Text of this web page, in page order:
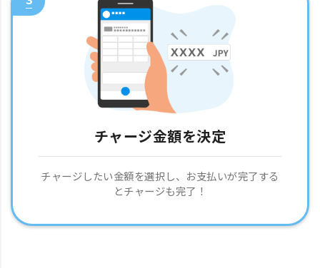
チャージ金額を決定
チャージしたい金額を選択し、お支払いが完了する
とチャージも完了！